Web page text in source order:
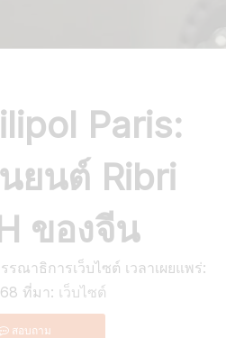
Paris:
ยนต์ Ribri
ของจีน
ณาธิการเว็บไซต์ เวลาเผยแพร่:
ที่มา: เว็บไซต์
สอบถาม